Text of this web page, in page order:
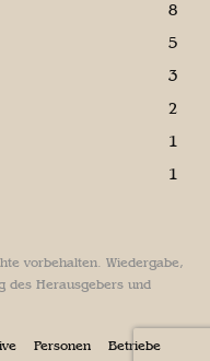
8
5
3
2
1
1
vorbehalten. Wiedergabe,
des Herausgebers und
Personen
Betriebe